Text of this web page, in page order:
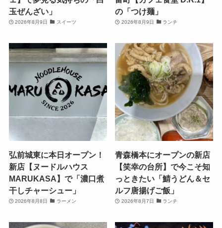
玉ぜんざい」
2026年8月9日 スイーツ
の「つけ麺」
2026年8月9日 ランチ
弘前城東に本日オープン！
新店【ヌードルハウス
MARUKASA】で「濃口煮
干しチャーシュー」
2026年8月8日 ラーメン
青森橋本にオープンの新店
【笑幸の台所】で今こそ知
っときたい「鯖うどん＆セ
ルフ唐揚げご飯」
2026年8月7日 ランチ